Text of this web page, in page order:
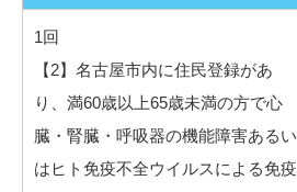
1回
【2】名古屋市内に住民登録があ
り、満60歳以上65歳未満の方で心
臓・腎臓・呼吸器の機能障害あるい
はヒト免疫不全ウイルスによる免疫